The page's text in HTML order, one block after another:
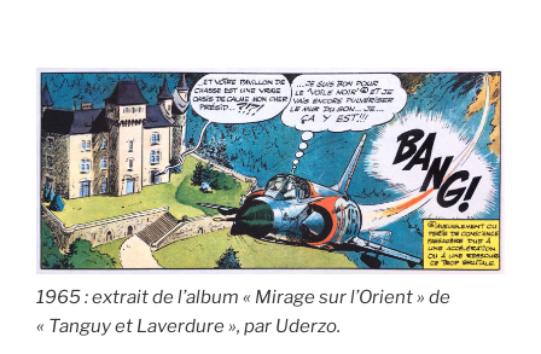
1965 : extrait de l’album « Mirage sur l’Orient » de
« Tanguy et Laverdure », par Uderzo.